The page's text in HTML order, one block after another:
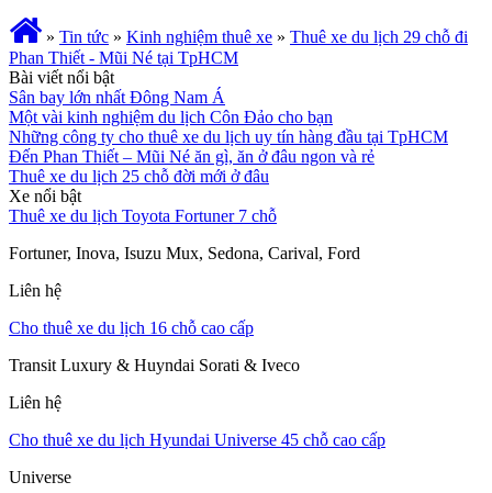
» Tin tức » Kinh nghiệm thuê xe » Thuê xe du lịch 29 chỗ đi
Phan Thiết - Mũi Né tại TpHCM
Bài viết nổi bật
Sân bay lớn nhất Đông Nam Á
Một vài kinh nghiệm du lịch Côn Đảo cho bạn
Những công ty cho thuê xe du lịch uy tín hàng đầu tại TpHCM
Đến Phan Thiết – Mũi Né ăn gì, ăn ở đâu ngon và rẻ
Thuê xe du lịch 25 chỗ đời mới ở đâu
Xe nổi bật
Thuê xe du lịch Toyota Fortuner 7 chỗ
Fortuner, Inova, Isuzu Mux, Sedona, Carival, Ford
Liên hệ
Cho thuê xe du lịch 16 chỗ cao cấp
Transit Luxury & Huyndai Sorati & Iveco
Liên hệ
Cho thuê xe du lịch Hyundai Universe 45 chỗ cao cấp
Universe